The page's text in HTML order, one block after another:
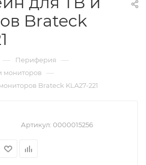
Brateck
— Периферия —
мониторов —
Brateck KLA27-221
Артикул: 0000015256